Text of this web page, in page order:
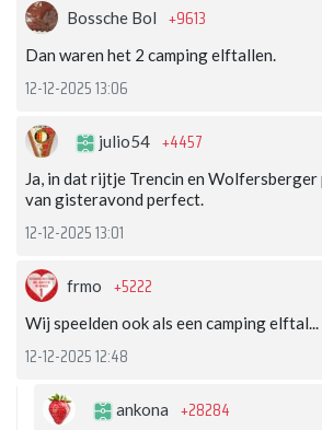
Bossche Bol +9613
Dan waren het 2 camping elftallen.
12-12-2025 13:06
julio54 +4457
Ja, in dat rijtje Trencin en
van gisteravond perfect.
12-12-2025 13:01
frmo +5222
Wij speelden ook als een camping elftal...
12-12-2025 12:48
ankona +28284